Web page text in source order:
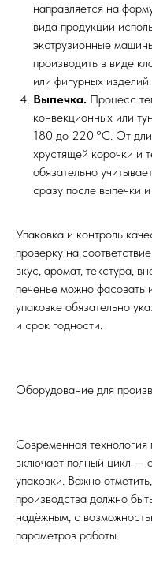
направляется на
вида продукции
экструзионные
производить в виде
или фигурных изделий.
Выпечка. Процесс
конвекционных или
180 до 220 °C. От
хрустящей корочки и
обязательно
сразу после выпечки
Упаковка и контроль
проверку на
вкус, аромат, текстура,
печенье можно фасовать
упаковке обязательно
и срок годности.
Оборудование для
Современная технология
включает полный цикл —
упаковки. Важно
производства должно
надёжным, с
параметров работы.